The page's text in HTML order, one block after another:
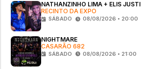
NATHANZINHO LIMA + ELIS JUSTI
RECINTO DA EXPO
SÁBADO 08/08/2026 • 20:00
NIGHTMARE
CASARÃO 682
SÁBADO 08/08/2026 • 21:00